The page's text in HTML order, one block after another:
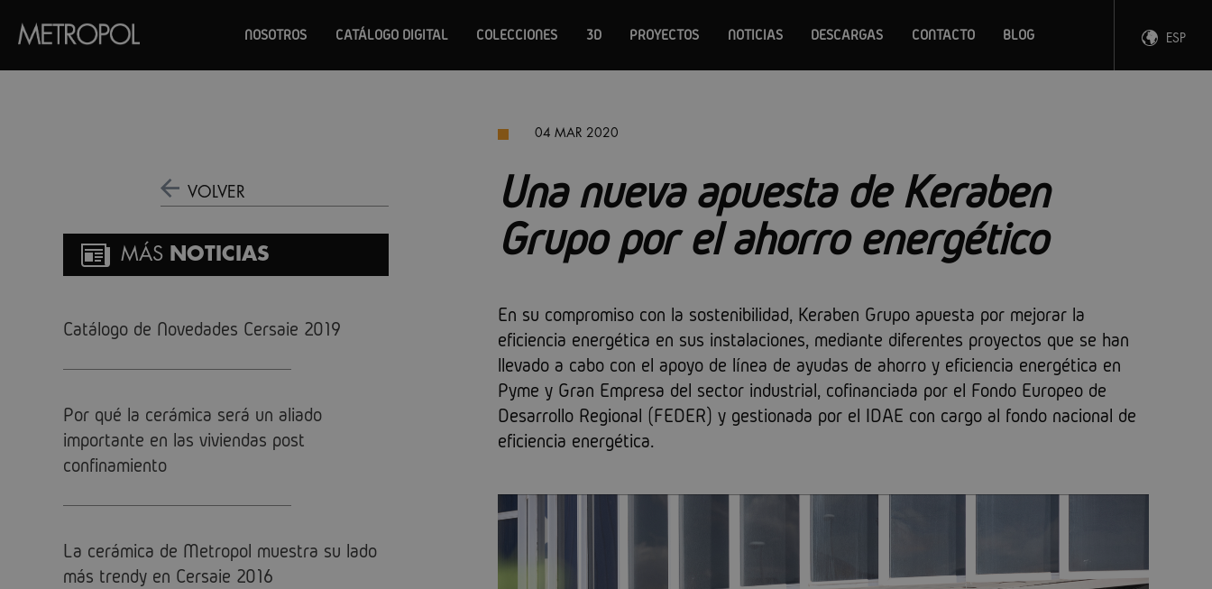
NOSOTROS CATÁLOGO DIGITAL COLECCIONES 3D PROYECTOS NOTICIAS DESCARGAS CONTACTO BLOG ESP
ENG
VOLVER
MÁS NOTICIAS
Catálogo de Novedades Cersaie 2019
Por qué la cerámica será un aliado
importante en las viviendas post
confinamiento
La cerámica de Metropol muestra su lado
más trendy en Cersaie 2016
04 MAR 2020
Una nueva apuesta de Keraben
Grupo por el ahorro energético
En su compromiso con la sostenibilidad, Keraben Grupo apuesta por mejorar la
eficiencia energética en sus instalaciones, mediante diferentes proyectos que se han
llevado a cabo con el apoyo de línea de ayudas de ahorro y eficiencia energética en
Pyme y Gran Empresa del sector industrial, cofinanciada por el Fondo Europeo de
Desarrollo Regional (FEDER) y gestionada por el IDAE con cargo al fondo nacional de
eficiencia energética.